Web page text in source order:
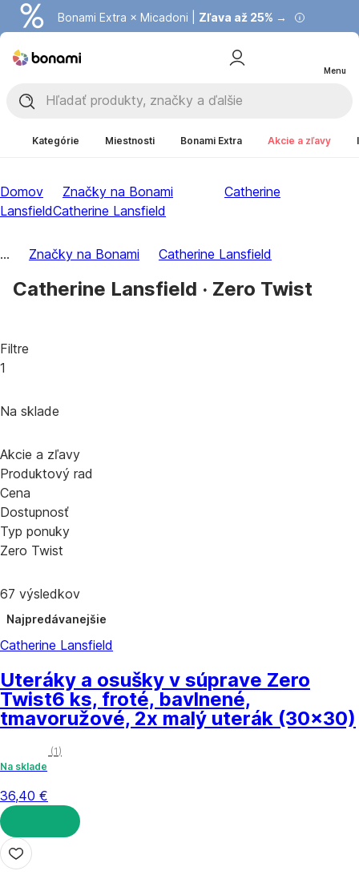
Bonami Extra × Micadoni | Zľava až 25% →
Menu
Kategórie Miestnosti Bonami Extra Akcie a zľavy
Domov Značky na Bonami
Catherine
LansfieldCatherine Lansfield
... Značky na Bonami Catherine Lansfield
Catherine Lansfield · Zero Twist
Filtre
1
Na sklade
Akcie a zľavy
Produktový rad
Cena
Dostupnosť
Typ ponuky
Zero Twist
67 výsledkov
Najpredávanejšie
Catherine Lansfield
Uteráky a osušky v súprave Zero
Twist6 ks, froté, bavlnené,
tmavoružové, 2x malý uterák (30x30)
(1 )
Na sklade
36,40 €
DO KOŠÍKA